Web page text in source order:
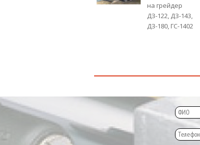
на грейдер
ДЗ-122, ДЗ-143,
ДЗ-180, ГС-1402